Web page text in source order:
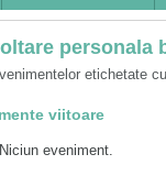
personala
etichetate cu
viitoare
Niciun eveniment.